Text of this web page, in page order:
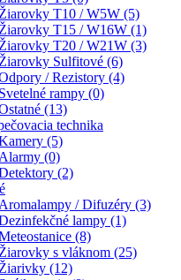
Žiarovky T10 / W5W (5)
Žiarovky T15 / W16W (1)
Žiarovky T20 / W21W (3)
Žiarovky Sulfitové (6)
/ Rezistory (4)
Svetelné rampy (0)
(13)
technika
(5)
Alarmy (0)
(2)
Aromalampy / Difuzéry (3)
lampy (1)
(8)
Žiarovky s vláknom (25)
Žiarivky (12)